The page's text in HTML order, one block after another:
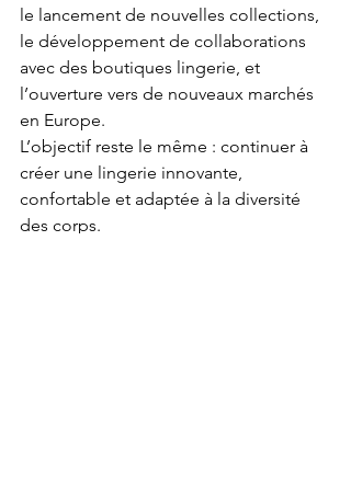
le lancement de nouvelles collections,
le développement de collaborations
avec des boutiques lingerie, et
l’ouverture vers de nouveaux marchés
en Europe.
L’objectif reste le même : continuer à
créer une lingerie innovante,
confortable et adaptée à la diversité
des corps.